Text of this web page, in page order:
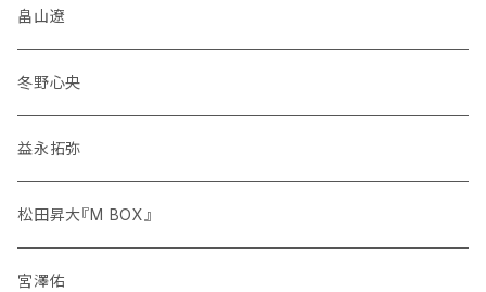
畠山遼
冬野心央
益永拓弥
松田昇大『M BOX』
宮澤佑